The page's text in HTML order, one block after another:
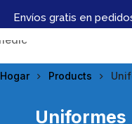
Envíos gratis en
Hogar Products
Uniformes